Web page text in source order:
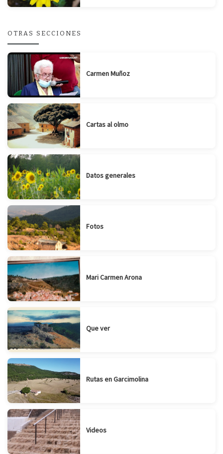
OTRAS SECCIONES
Carmen Muñoz
Cartas al olmo
Datos generales
Fotos
Mari Carmen Arona
Que ver
Rutas en Garcimolina
Videos